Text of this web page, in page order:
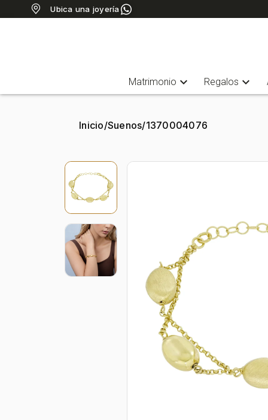
Ubica una joyería
Matrimonio expand_more Regalos expand_more
Inicio/Suenos/1370004076